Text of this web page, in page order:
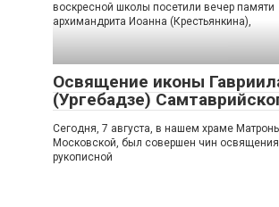
воскресной школы посетили вечер памяти
архимандрита Иоанна (Крестьянкина),
Освящение иконы
(Ургебадзе)
Сегодня, 7 августа, в нашем храме
Московской, был совершен чин
рукописной